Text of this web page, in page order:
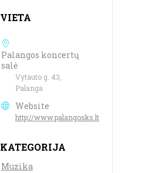
VIETA
Palangos koncertų
salė
Vytauto g. 43,
Palanga
Website
http://www.palangosks.lt
KATEGORIJA
Muzika